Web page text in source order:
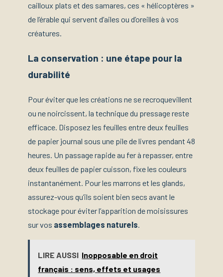
cailloux plats et des samares, ces « hélicoptères »
de l’érable qui servent d’ailes ou d’oreilles à vos
créatures.
La conservation : une étape pour la
durabilité
Pour éviter que les créations ne se recroquevillent
ou ne noircissent, la technique du pressage reste
efficace. Disposez les feuilles entre deux feuilles
de papier journal sous une pile de livres pendant 48
heures. Un passage rapide au fer à repasser, entre
deux feuilles de papier cuisson, fixe les couleurs
instantanément. Pour les marrons et les glands,
assurez-vous qu’ils soient bien secs avant le
stockage pour éviter l’apparition de moisissures
sur vos assemblages naturels.
LIRE AUSSI Inopposable en droit
français : sens, effets et usages